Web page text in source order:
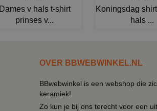
Dames v hals t-shirt
prinses v...
Koningsdag
hals ...
OVER BBWEBWINKEL.NL
BBwebwinkel is een webshop die
keramiek!
Zo kun je bij ons terecht voor een